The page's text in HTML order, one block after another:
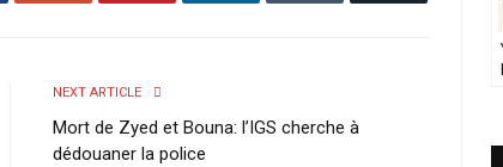
NEXT ARTICLE
Mort de Zyed et Bouna: l’IGS cherche à
dédouaner la police